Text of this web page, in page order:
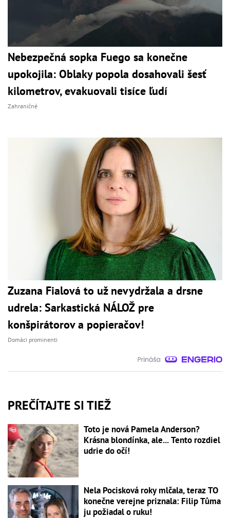
Nebezpečná sopka Fuego sa konečne
upokojila: Oblaky popola dosahovali šesť
kilometrov, evakuovali tisíce ľudí
Zahraničné
Zuzana Fialová to už nevydržala a drsne
udrela: Sarkastická NÁLOŽ pre
konšpirátorov a popieračov!
Domáci prominenti
PREČÍTAJTE SI TIEŽ
Toto je nová Pamela Anderson?
Krásna blondínka, ale... Tento rozdiel
udrie do očí!
Nela Pocisková roky mlčala, teraz TO
konečne verejne priznala: Filip Tůma
ju požiadal o ruku!